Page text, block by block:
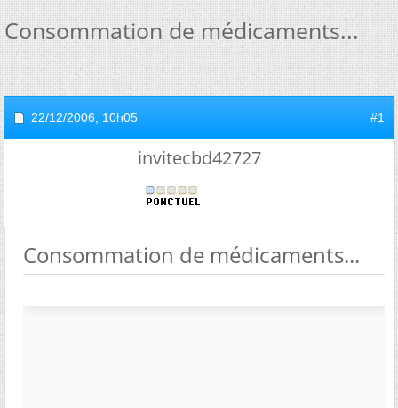
Consommation de médicaments...
22/12/2006, 10h05 #1
invitecbd42727
Consommation de médicaments...